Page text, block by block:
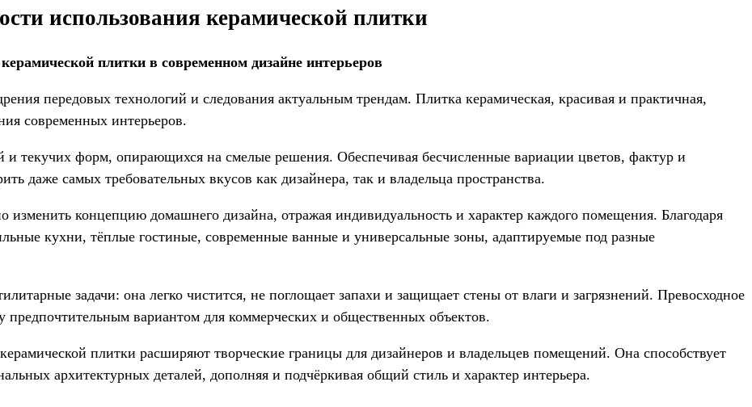
использования керамической плитки
плитки в современном дизайне интерьеров
передовых технологий и следования актуальным трендам. Плитка керамическая, красивая и практичная,
современных интерьеров.
текучих форм, опирающихся на смелые решения. Обеспечивая бесчисленные вариации цветов, фактур и
даже самых требовательных вкусов как дизайнера, так и владельца пространства.
концепцию домашнего дизайна, отражая индивидуальность и характер каждого помещения. Благодаря
кухни, тёплые гостиные, современные ванные и универсальные зоны, адаптируемые под разные
задачи: она легко чистится, не поглощает запахи и защищает стены от влаги и загрязнений. Превосходное
предпочтительным вариантом для коммерческих и общественных объектов.
плитки расширяют творческие границы для дизайнеров и владельцев помещений. Она способствует
архитектурных деталей, дополняя и подчёркивая общий стиль и характер интерьера.